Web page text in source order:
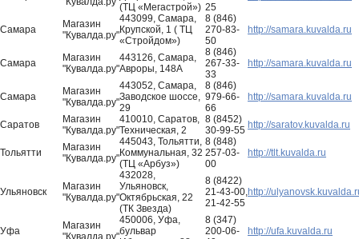
(ТЦ «Мегастрой») 25
Самара
Магазин
"Кувалда.ру"
443099, Самара,
Крупской, 1 ( ТЦ
«Стройдом»)
8 (846)
270-83-
50
http://samara.kuvalda.ru
Самара
Магазин
"Кувалда.ру"
443126, Самара,
Авроры, 148А
8 (846)
267-33-
33
http://samara.kuvalda.ru
Самара
Магазин
"Кувалда.ру"
443052, Самара,
Заводское шоссе,
29
8 (846)
979-66-
66
http://samara.kuvalda.ru
Саратов
Магазин
"Кувалда.ру"
410010, Саратов,
Техническая, 2
8 (8452)
30-99-55 http://saratov.kuvalda.ru
Тольятти
Магазин
"Кувалда.ру"
445043, Тольятти,
Коммунальная, 32
(ТЦ «Арбуз»)
8 (848)
257-03-
00
http://tlt.kuvalda.ru
Ульяновск
Магазин
"Кувалда.ру"
432028,
Ульяновск,
Октябрьская, 22
(ТК Звезда)
8 (8422)
21-43-00,
21-42-55
http://
Уфа
Магазин
"Кувалда.ру"
450006, Уфа,
бульвар
8 (347)
200-06-
http://ufa.kuvalda.ru